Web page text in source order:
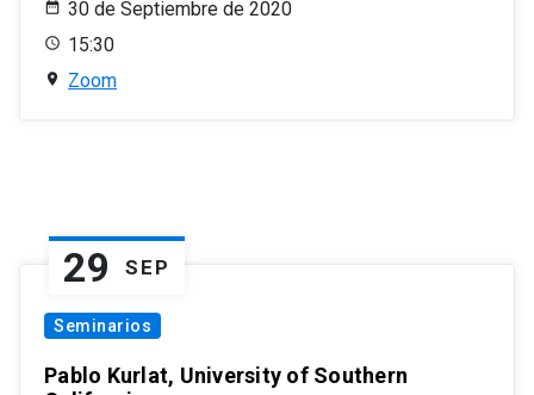
30 de Septiembre de 2020
15:30
Zoom
29 SEP
Seminarios
Pablo Kurlat, University of Southern